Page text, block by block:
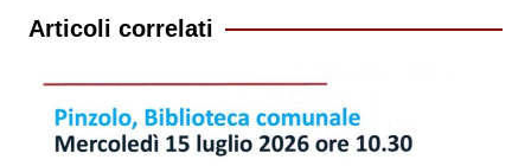
Articoli correlati